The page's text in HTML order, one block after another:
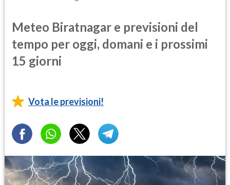
Meteo Biratnagar e previsioni del
tempo per oggi, domani e i prossimi
15 giorni
Vota le previsioni!